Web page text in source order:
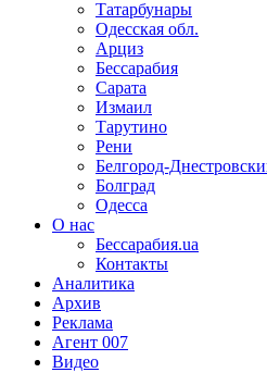
Татарбунары
Одесская обл.
Арциз
Бессарабия
Сарата
Измаил
Тарутино
Рени
Белгород-
Болград
Одесса
О нас
Бессарабия.ua
Контакты
Аналитика
Архив
Реклама
Агент 007
Видео